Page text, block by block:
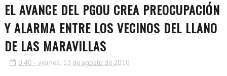
EL AVANCE DEL PGOU CREA PREOCUPACIÓN
Y ALARMA ENTRE LOS VECINOS DEL LLANO
DE LAS MARAVILLAS
0:40 - viernes, 13 de agosto de 2010